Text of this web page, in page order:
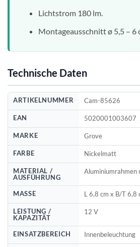
Lichtstrom 180 lm.
Montageausschnitt ø 5,5 – 6
Technische Daten
ARTIKELNUMMER Cam-85626
EAN 5020001003607
MARKE Grove
FARBE Nickelmatt
MATERIAL /
AUSFÜHRUNG
Aluminiumrahmen
MASSE L 6,8 cm x B/T 6,8
LEISTUNG /
KAPAZITÄT
12 V
EINSATZBEREICH Innenbeleuchtung